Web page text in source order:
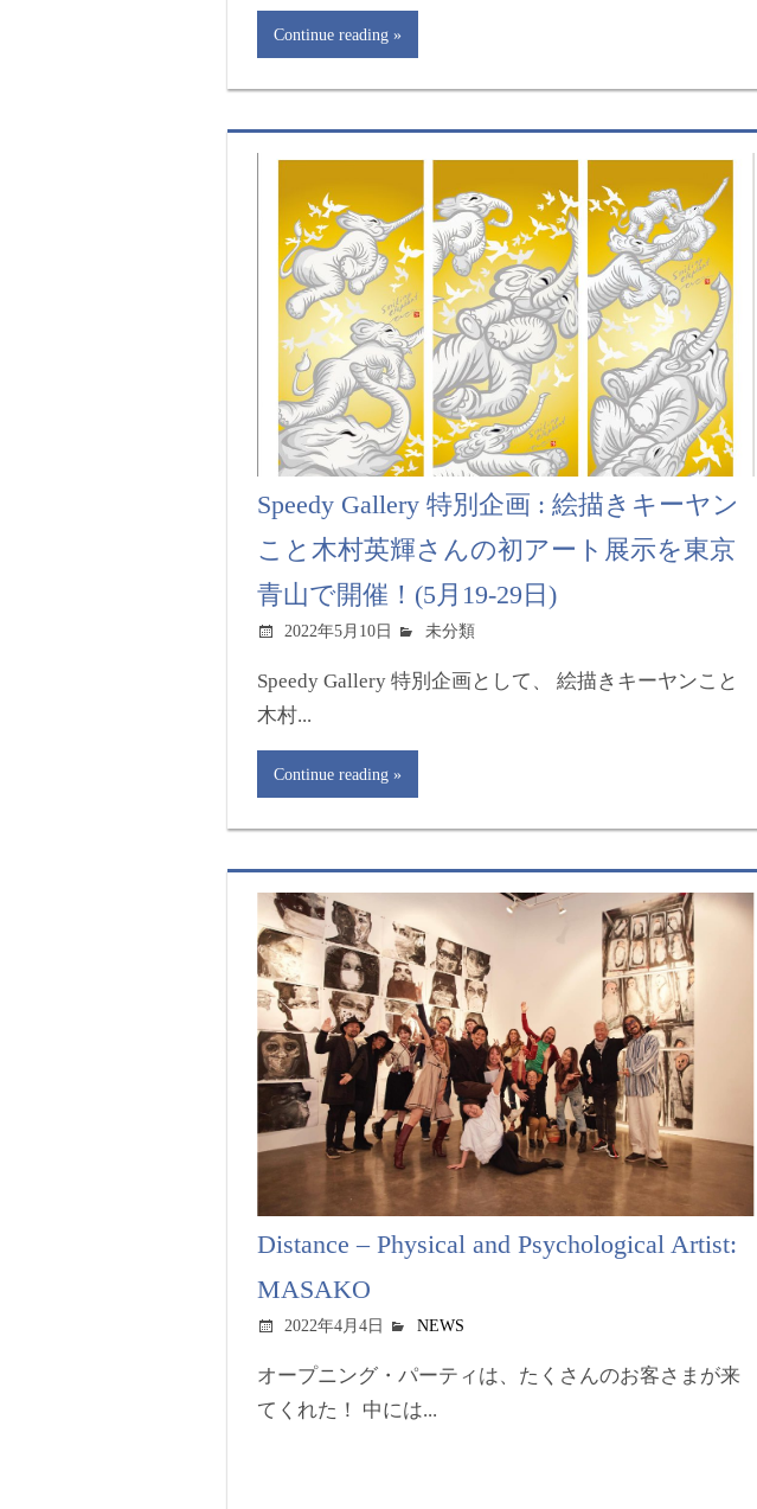
Continue reading
Speedy Gallery 特別企画 : 絵描きキーヤン
こと木村英輝さんの初アート展示を東京
青山で開催！(5月19-29日)
2022年5月10日 未分類
Speedy Gallery 特別企画として、 絵描きキーヤンこと
木村...
Continue reading
Distance – Physical and Psychological Artist:
MASAKO
2022年4月4日 NEWS
オープニング・パーティは、たくさんのお客さまが来
てくれた！ 中には...